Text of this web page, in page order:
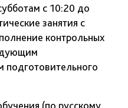
с 10:20 до
занятия с
контрольных
(по русскому